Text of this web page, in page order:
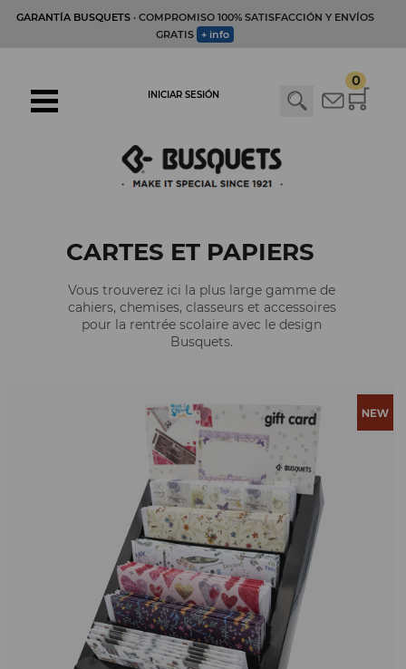
GARANTÍA BUSQUETS· COMPROMISO 100% SATISFACCIÓN Y ENVÍOS
GRATIS + info
0
INICIAR SESIÓN
CARTES ET PAPIERS
Vous trouverez ici la plus large gamme de
cahiers, chemises, classeurs et accessoires
pour la rentrée scolaire avec le design
Busquets.